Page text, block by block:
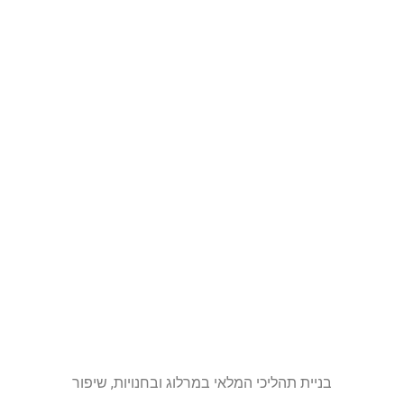
בניית תהליכי המלאי במרלוג ובחנויות, שיפור